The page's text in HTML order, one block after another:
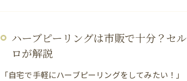
ハーブピーリングは市販で十分？セ
ロが解説
「自宅で手軽にハーブピーリングをしてみたい！